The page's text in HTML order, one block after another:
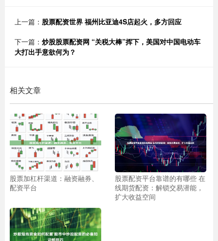
上一篇： 股票配资世界 福州比亚迪4S店起火，多方回应
下一篇： 炒股股票配资网 “关税大棒”挥下，美国对中国电动车
大打出手意欲何为？
相关文章
股票加杠杆渠道：融资融券、
配资平台
股票配资平台靠谱的有哪些 在
线期货配资：解锁交易潜能，
扩大收益空间